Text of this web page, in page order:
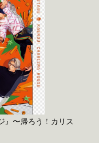
』〜帰ろう！カリス